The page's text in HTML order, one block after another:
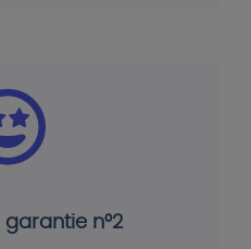
garantie n°2